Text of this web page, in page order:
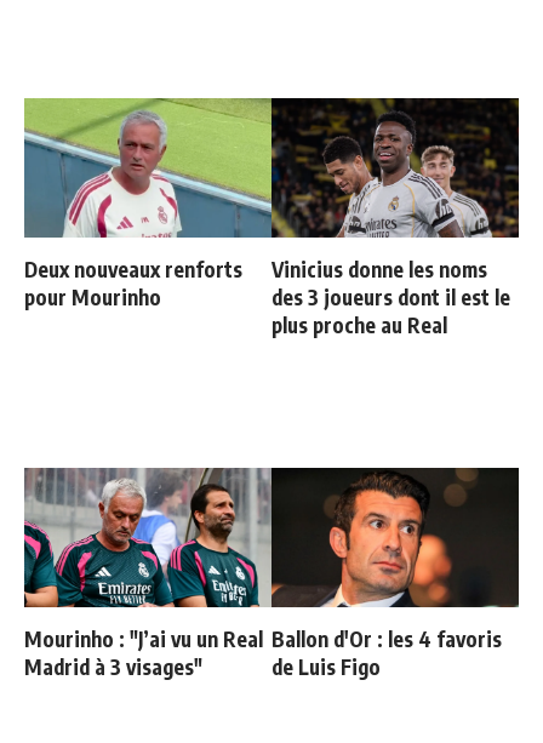
Deux nouveaux renforts
pour Mourinho
Vinicius donne les noms
des 3 joueurs dont il est le
plus proche au Real
Mourinho : "J’ai vu un Real
Madrid à 3 visages"
Ballon d'Or : les 4 favoris
de Luis Figo